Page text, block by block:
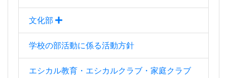
文化部
学校の部活動に係る活動方針
エシカル教育・エシカルクラブ・家庭クラブ